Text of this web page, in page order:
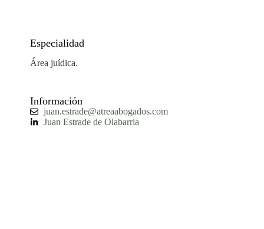
Especialidad
Área juídica.
Información
juan.estrade@atreaabogados.com
Juan Estrade de Olabarria